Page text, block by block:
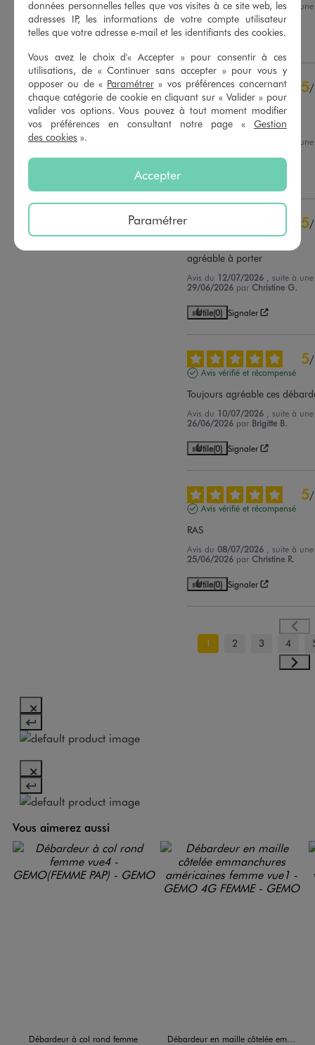
Basé sur 37
avis soumis à un
contrôle
5étoiles
31
4étoiles
6
3étoiles
0
2étoiles
0
1étoile
Trier les avis
Avis du05/08/2026 , suite à
22/07/2026 parYves G.
5/
Avis vérifié et récompensé
Confortable
, suite à
5/
Avis vérifié et récompensé
agréable à porter
Avis du 12/07/2026
, suite à
29/06/2026 parChristine G.
Utile(0) Signaler
5/
Avis vérifié et récompensé
Toujours agréable ces
Avis du 10/07/2026
, suite à
26/06/2026 par Brigitte B.
Utile(0) Signaler
5/
Avis vérifié et récompensé
RAS
Avis du08/07/2026
, suite à
25/06/2026 parChristine R.
Utile(0) Signaler
1 2 3 4
Vous aimerez aussi
Débardeur à col rond femme Débardeur en maille côtelée emmanchures américaines femme
données personnelles telles que vos visites à ce site web, les
adresses IP, les informations de votre compte utilisateur
telles que votre adresse e-mail et les identifiants des cookies.
Vous avez le choix d'« Accepter » pour consentir à ces
utilisations, de « Continuer sans accepter » pour vous y
opposer ou de « Paramétrer » vos préférences concernant
chaque catégorie de cookie en cliquant sur « Valider » pour
valider vos options. Vous pouvez à tout moment modifier
vos préférences en consultant notre page « Gestion
des cookies ».
Accepter
Paramétrer